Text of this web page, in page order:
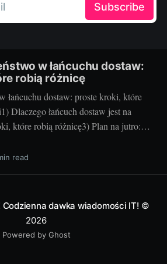
Subscribe
w łańcuchu dostaw:
robią różnicę
łańcuchu dostaw: proste kroki, które
Dlaczego łańcuch dostaw jest na
które robią różnicę3) Plan na jutro:
Dlaczego łańcuch dostaw jest
na łańcuch dostaw – w dwóch
read
dawka wiadomości IT! ©
2026
Powered by Ghost